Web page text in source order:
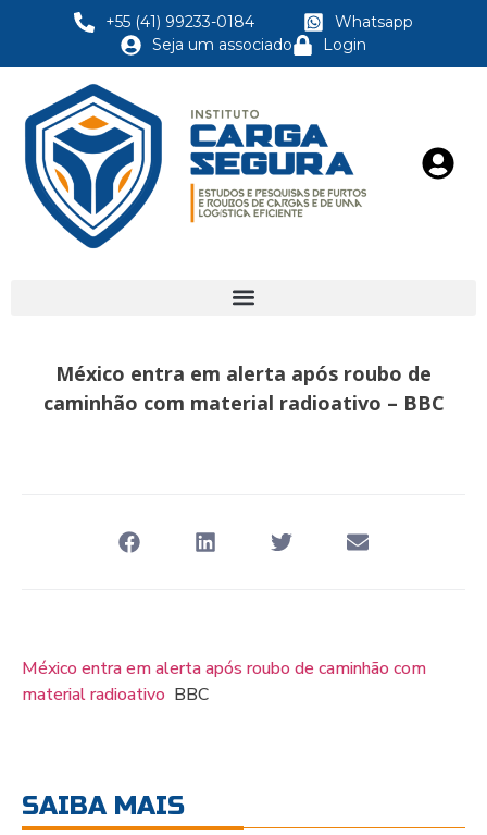
+55 (41) 99233-0184
Whatsapp
Seja um associado
Login
México entra em alerta após roubo de
caminhão com material radioativo – BBC
México entra em alerta após roubo de caminhão com
material radioativo BBC
SAIBA MAIS